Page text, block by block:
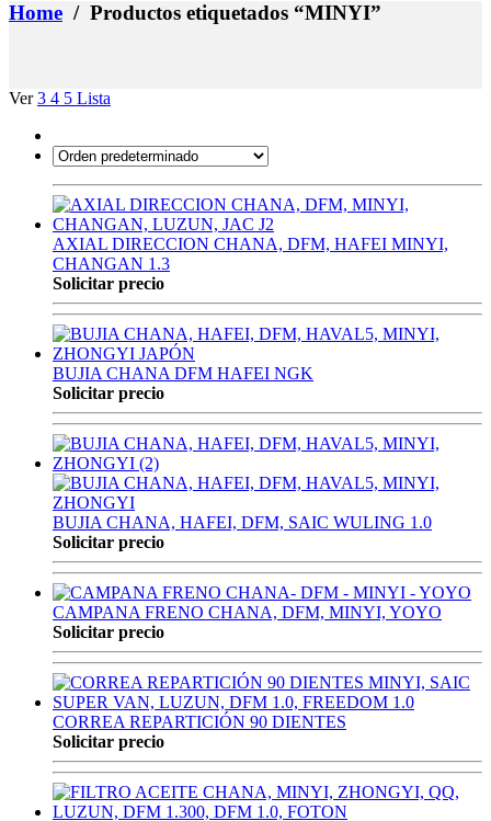
Home / Productos etiquetados “MINYI”
Ver3 4 5 Lista
AXIAL DIRECCION CHANA, DFM, HAFEI MINYI,
CHANGAN 1.3
Solicitar precio
BUJIA CHANA DFM HAFEI NGK
Solicitar precio
BUJIA CHANA, HAFEI, DFM, SAIC WULING 1.0
Solicitar precio
CAMPANA FRENO CHANA, DFM, MINYI, YOYO
Solicitar precio
CORREA REPARTICIÓN 90 DIENTES
Solicitar precio